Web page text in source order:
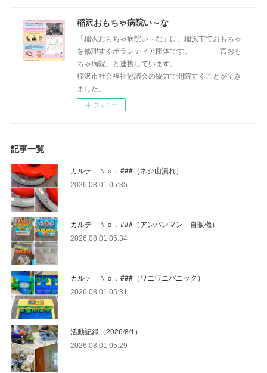
稲沢おもちゃ病院い～な
「稲沢おもちゃ病院い～な」は、稲沢市でおもちゃ
を修理するボランティア団体です。 「一宮おも
ちゃ病院」と連携しています。
稲沢市社会福祉協議会の協力で開院することができ
ました。
フォロー
記事一覧
カルテ Ｎｏ．###（ネジ山潰れ）
2026.08.01 05:35
カルテ Ｎｏ．###（アンパンマン 自販機）
2026.08.01 05:34
カルテ Ｎｏ．###（ワニワニパニック）
2026.08.01 05:31
活動記録（2026/8/1）
2026.08.01 05:29